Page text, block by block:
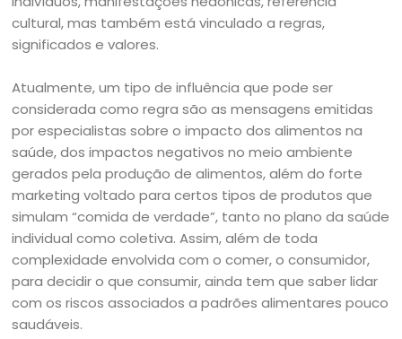
cultural, mas também está vinculado a regras,
significados e valores.
Atualmente, um tipo de influência que pode ser
considerada como regra são as mensagens emitidas
por especialistas sobre o impacto dos alimentos na
saúde, dos impactos negativos no meio ambiente
gerados pela produção de alimentos, além do forte
marketing voltado para certos tipos de produtos que
simulam “comida de verdade”, tanto no plano da saúde
individual como coletiva. Assim, além de toda
complexidade envolvida com o comer, o consumidor,
para decidir o que consumir, ainda tem que saber lidar
com os riscos associados a padrões alimentares pouco
saudáveis.